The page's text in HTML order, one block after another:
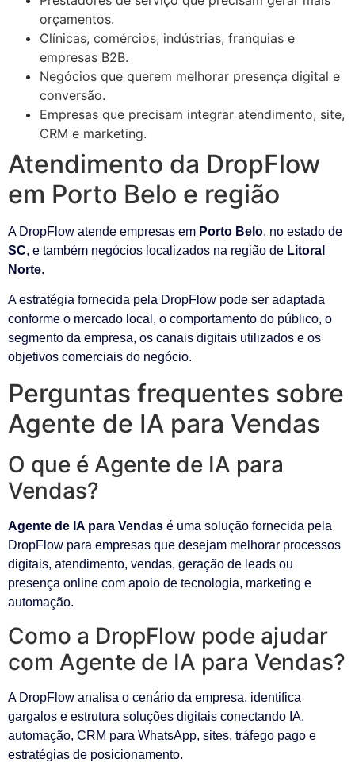
orçamentos.
Clínicas, comércios, indústrias, franquias e
empresas B2B.
Negócios que querem melhorar presença digital e
conversão.
Empresas que precisam integrar atendimento, site,
CRM e marketing.
Atendimento da DropFlow
em Porto Belo e região
A DropFlow atende empresas em Porto Belo, no estado de
SC, e também negócios localizados na região de Litoral
Norte.
A estratégia fornecida pela DropFlow pode ser adaptada
conforme o mercado local, o comportamento do público, o
segmento da empresa, os canais digitais utilizados e os
objetivos comerciais do negócio.
Perguntas frequentes sobre
Agente de IA para Vendas
O que é Agente de IA para
Vendas?
Agente de IA para Vendas é uma solução fornecida pela
DropFlow para empresas que desejam melhorar processos
digitais, atendimento, vendas, geração de leads ou
presença online com apoio de tecnologia, marketing e
automação.
Como a DropFlow pode ajudar
com Agente de IA para Vendas?
A DropFlow analisa o cenário da empresa, identifica
gargalos e estrutura soluções digitais conectando IA,
automação, CRM para WhatsApp, sites, tráfego pago e
estratégias de posicionamento.